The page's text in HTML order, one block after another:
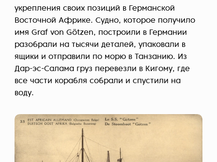
укрепления своих позиций в Германской
Восточной Африке. Судно, которое получило
имя Graf von Götzen, построили в Германии
разобрали на тысячи деталей, упаковали в
ящики и отправили по морю в Танзанию. Из
Дар-эс-Салама груз перевезли в Кигому, где
все части корабля собрали и спустили на
воду.